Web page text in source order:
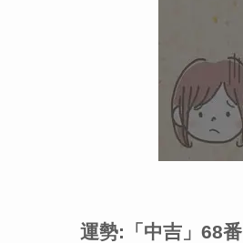
運勢:「中吉」68番